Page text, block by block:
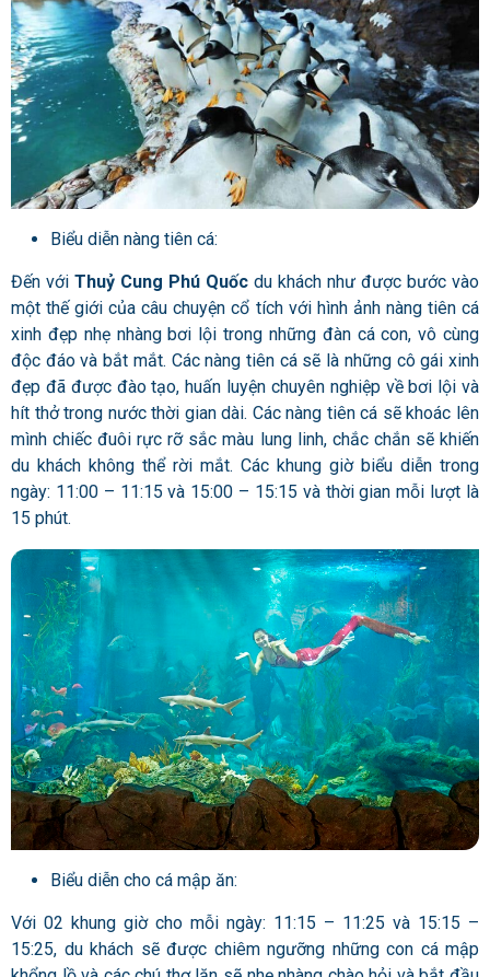
Biểu diễn nàng tiên cá:
Đến với Thuỷ Cung Phú Quốc du khách như được bước vào
một thế giới của câu chuyện cổ tích với hình ảnh nàng tiên cá
xinh đẹp nhẹ nhàng bơi lội trong những đàn cá con, vô cùng
độc đáo và bắt mắt. Các nàng tiên cá sẽ là những cô gái xinh
đẹp đã được đào tạo, huấn luyện chuyên nghiệp về bơi lội và
hít thở trong nước thời gian dài. Các nàng tiên cá sẽ khoác lên
mình chiếc đuôi rực rỡ sắc màu lung linh, chắc chắn sẽ khiến
du khách không thể rời mắt. Các khung giờ biểu diễn trong
ngày: 11:00 – 11:15 và 15:00 – 15:15 và thời gian mỗi lượt là
15 phút.
Biểu diễn cho cá mập ăn:
Với 02 khung giờ cho mỗi ngày: 11:15 – 11:25 và 15:15 –
15:25, du khách sẽ được chiêm ngưỡng những con cá mập